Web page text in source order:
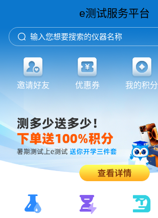
e测试服务平台
输入您想要搜索的仪器名称
邀请好友 优惠券 我的积分